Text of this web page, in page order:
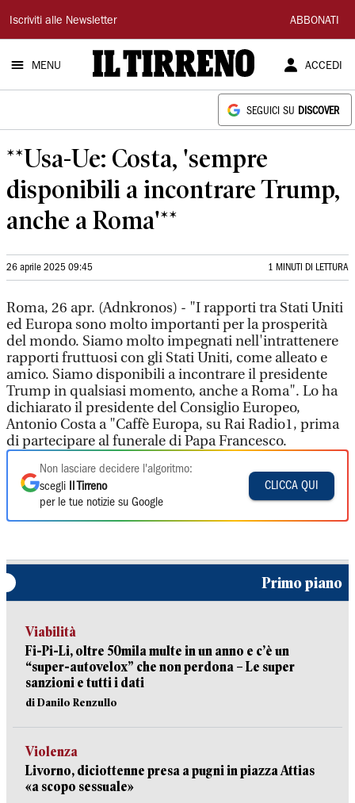
Il
Tirreno
Iscriviti alle Newsletter ABBONATI
MENU ACCEDI
SEGUICI SU DISCOVER
**Usa-Ue: Costa, 'sempre
disponibili a incontrare Trump,
anche a Roma'**
26 aprile 2025 09:45 1 MINUTI DI LETTURA
Roma, 26 apr. (Adnkronos) - "I rapporti tra Stati Uniti
ed Europa sono molto importanti per la prosperità
del mondo. Siamo molto impegnati nell'intrattenere
rapporti fruttuosi con gli Stati Uniti, come alleato e
amico. Siamo disponibili a incontrare il presidente
Trump in qualsiasi momento, anche a Roma". Lo ha
dichiarato il presidente del Consiglio Europeo,
Antonio Costa a "Caffè Europa, su Rai Radio1, prima
di partecipare al funerale di Papa Francesco.
Non lasciare decidere l'algoritmo:
scegli
Il Tirreno
per le tue notizie su Google
CLICCA QUI
Primo piano
Viabilità
Fi-Pi-Li, oltre 50mila multe in un anno e c’è un
“super-autovelox” che non perdona – Le super
sanzioni e tutti i dati
di Danilo Renzullo
Violenza
Livorno, diciottenne presa a pugni in piazza Attias
«a scopo sessuale»